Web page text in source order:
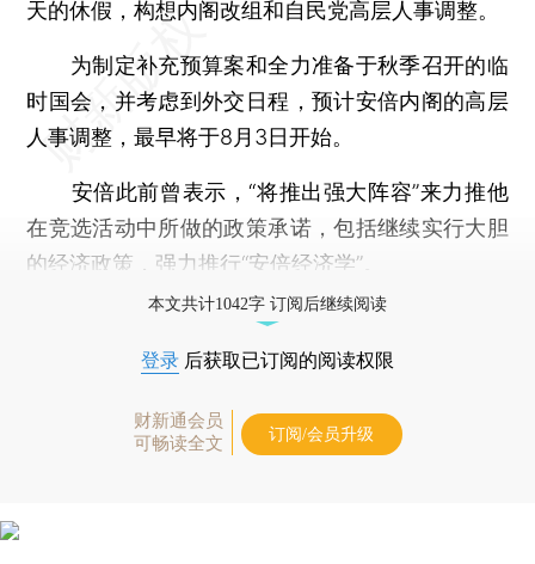
天的休假，构想内阁改组和自民党高层人事调整。
为制定补充预算案和全力准备于秋季召开的临
时国会，并考虑到外交日程，预计安倍内阁的高层
人事调整，最早将于8月3日开始。
安倍此前曾表示，“将推出强大阵容”来力推他
在竞选活动中所做的政策承诺，包括继续实行大胆
的经济政策，强力推行“安倍经济学”。
本文共计1042字 订阅后继续阅读
登录 后获取已订阅的阅读权限
财新通会员
可畅读全文
订阅/会员升级